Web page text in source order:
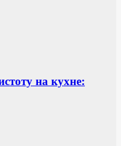
на кухне: